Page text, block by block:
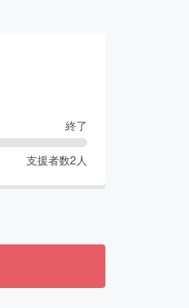
終了
支援者数2 人